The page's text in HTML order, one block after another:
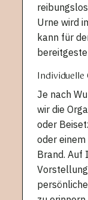
Urne wird
kann für
Individuelle
Je nach
wir die
oder
oder
Brand. Auf